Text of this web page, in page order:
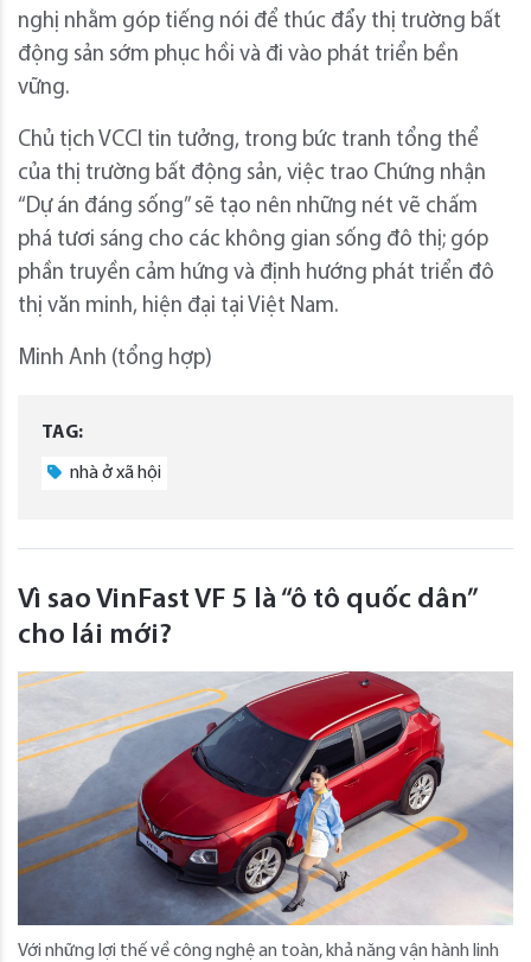
nghị nhằm góp tiếng nói để thúc đẩy thị trường bất
động sản sớm phục hồi và đi vào phát triển bền
vững.
Chủ tịch VCCI tin tưởng, trong bức tranh tổng thể
của thị trường bất động sản, việc trao Chứng nhận
“Dự án đáng sống” sẽ tạo nên những nét vẽ chấm
phá tươi sáng cho các không gian sống đô thị; góp
phần truyền cảm hứng và định hướng phát triển đô
thị văn minh, hiện đại tại Việt Nam.
Minh Anh (tổng hợp)
TAG:
nhà ở xã hội
Vì sao VinFast VF 5 là “ô tô quốc dân”
cho lái mới?
Với những lợi thế về công nghệ an toàn, khả năng vận hành linh